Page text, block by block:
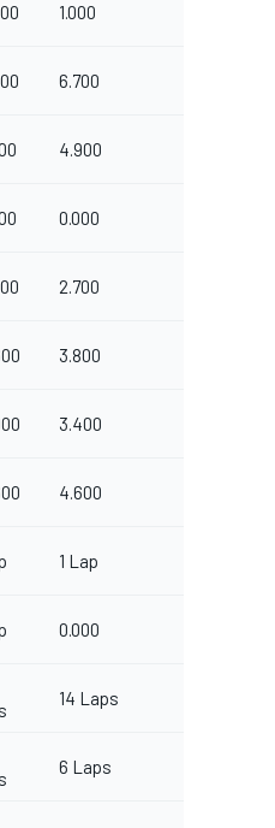
1.000
6.700
4.900
0.000
2.700
3.800
3.400
4.600
1 Lap
0.000
14 Laps
6 Laps